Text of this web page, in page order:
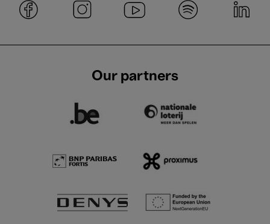
Our partners